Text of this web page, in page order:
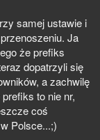
samej ustawie i
Ja
że prefiks
dopatrzyli się
a zachwilę
to nie nr,
coś
Polsce...;)